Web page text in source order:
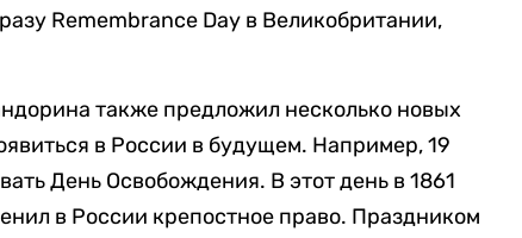
Remembrance Day в Великобритании,
также предложил несколько новых
в России в будущем. Например, 19
День Освобождения. В этот день в 1861
в России крепостное право. Праздником